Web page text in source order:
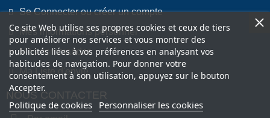
Se Connecter ou créer un compte
Mes informations personnel
Mes commandes
Ma Liste d'envie
NOUS CONTACTER
Ce site Web utilise ses propres cookies et ceux de tiers
pour améliorer nos services et vous montrer des
publicités liées à vos préférences en analysant vos
habitudes de navigation. Pour donner votre
consentement à son utilisation, appuyez sur le bouton
Accepter.
Politique de cookies Personnaliser les cookies